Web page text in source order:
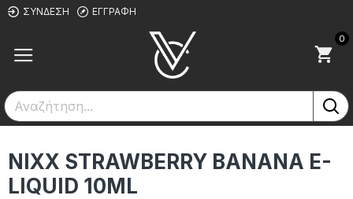
ΣΎΝΔΕΣΗ ΕΓΓΡΑΦΉ
0
NIXX STRAWBERRY BANANA E-
LIQUID 10ML